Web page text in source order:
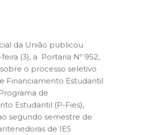
da União publicou
(3), a Portaria Nº 952,
o processo seletivo
Financiamento Estudantil
de
Estudantil (P-Fies),
segundo semestre de
de IES